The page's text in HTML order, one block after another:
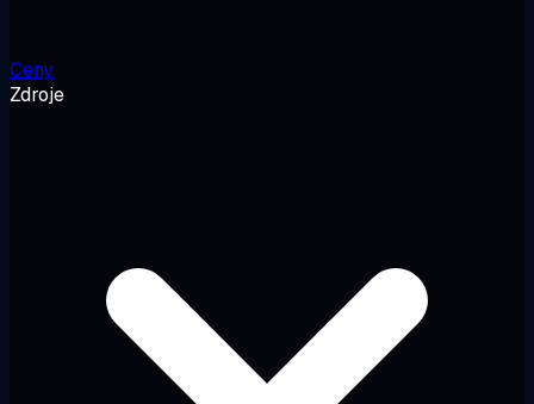
Ceny
Zdroje